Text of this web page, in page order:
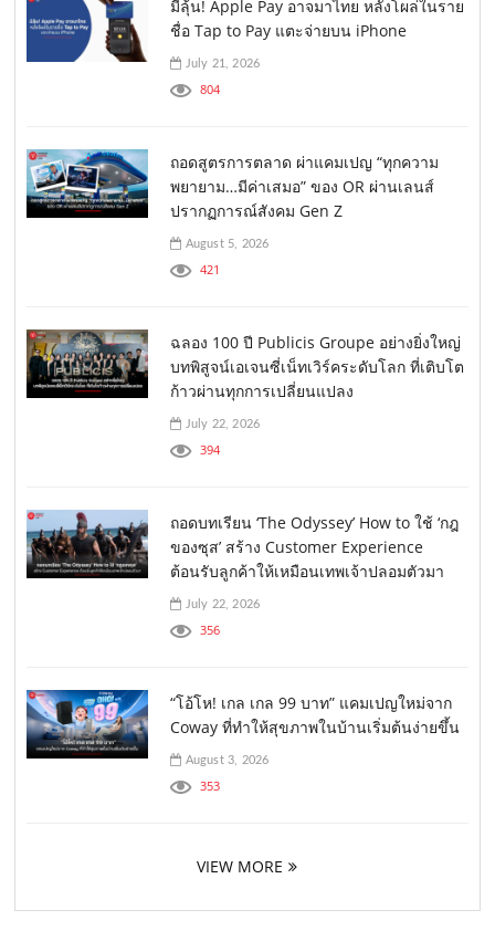
มีลุ้น! Apple Pay อาจมาไทย หลังโผล่ในราย
ชื่อ Tap to Pay แตะจ่ายบน iPhone
July 21, 2026
804
ถอดสูตรการตลาด ผ่าแคมเปญ “ทุกความ
พยายาม…มีค่าเสมอ” ของ OR ผ่านเลนส์
ปรากฏการณ์สังคม Gen Z
August 5, 2026
421
ฉลอง 100 ปี Publicis Groupe อย่างยิ่งใหญ่
บทพิสูจน์เอเจนซี่เน็ทเวิร์คระดับโลก ที่เติบโต
ก้าวผ่านทุกการเปลี่ยนแปลง
July 22, 2026
394
ถอดบทเรียน ‘The Odyssey’ How to ใช้ ‘กฎ
ของซุส’ สร้าง Customer Experience
ต้อนรับลูกค้าให้เหมือนเทพเจ้าปลอมตัวมา
July 22, 2026
356
“โอ้โห! เกล เกล 99 บาท” แคมเปญใหม่จาก
Coway ที่ทำให้สุขภาพในบ้านเริ่มต้นง่ายขึ้น
August 3, 2026
353
VIEW MORE